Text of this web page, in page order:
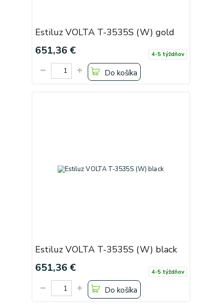
Estiluz VOLTA T-3535S (W) gold
651,36 € 4-5 týždňov
Do košíka
Estiluz VOLTA T-3535S (W) black
651,36 € 4-5 týždňov
Do košíka